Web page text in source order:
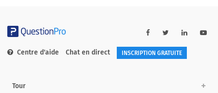
Centre d'aide Chat en direct INSCRIPTION GRATUITE
Tour